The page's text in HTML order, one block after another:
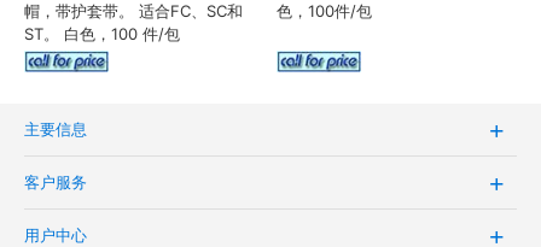
帽，带护套带。 适合FC、SC和
ST。 白色，100 件/包
色，100件/包
主要信息
客户服务
用户中心